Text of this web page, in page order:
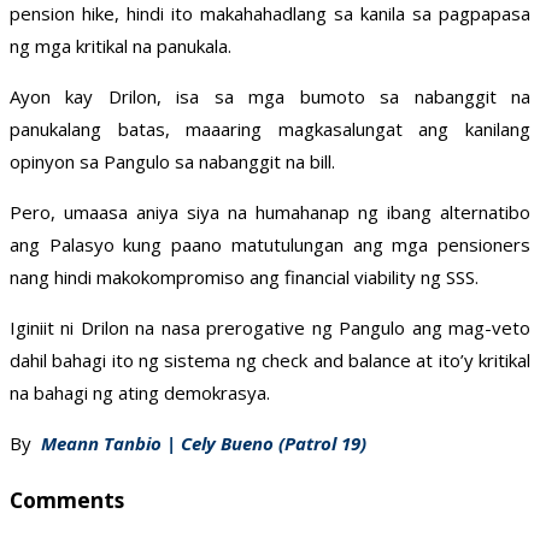
pension hike, hindi ito makahahadlang sa kanila sa pagpapasa
ng mga kritikal na panukala.
Ayon kay Drilon, isa sa mga bumoto sa nabanggit na
panukalang batas, maaaring magkasalungat ang kanilang
opinyon sa Pangulo sa nabanggit na bill.
Pero, umaasa aniya siya na humahanap ng ibang alternatibo
ang Palasyo kung paano matutulungan ang mga pensioners
nang hindi makokompromiso ang financial viability ng SSS.
Iginiit ni Drilon na nasa prerogative ng Pangulo ang mag-veto
dahil bahagi ito ng sistema ng check and balance at ito’y kritikal
na bahagi ng ating demokrasya.
By Meann Tanbio | Cely Bueno (Patrol 19)
Comments